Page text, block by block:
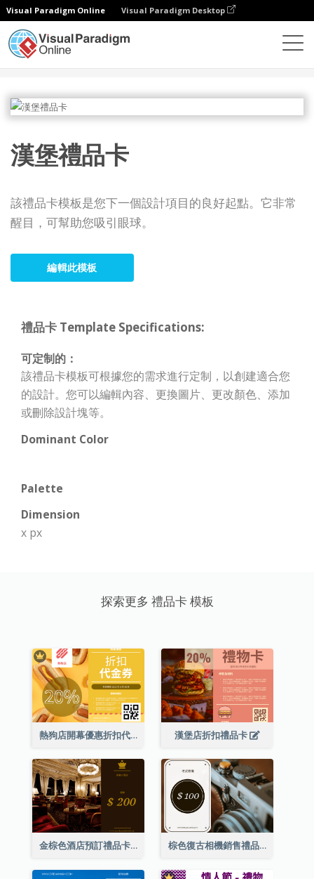
Visual Paradigm Online Visual Paradigm Desktop
漢堡禮品卡
該禮品卡模板是您下一個設計項目的良好起點。它非常
醒目，可幫助您吸引眼球。
編輯此模板
禮品卡 Template Specifications:
可定制的：
該禮品卡模板可根據您的需求進行定制，以創建適合您
的設計。您可以編輯內容、更換圖片、更改顏色、添加
或刪除設計塊等。
Dominant Color
Palette
Dimension
x px
探索更多 禮品卡 模板
熱狗店開幕優惠折扣代金券 漢堡店折扣禮品卡
金棕色酒店預訂禮品卡 棕色復古相機銷售禮品卡